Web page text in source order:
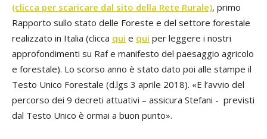
(clicca per scaricare dal sito della Rete Rurale), primo
Rapporto sullo stato delle Foreste e del settore forestale
realizzato in Italia (clicca qui e qui per leggere i nostri
approfondimenti su Raf e manifesto del paesaggio agricolo
e forestale). Lo scorso anno è stato dato poi alle stampe il
Testo Unico Forestale (d.lgs 3 aprile 2018). «E l’avvio del
percorso dei 9 decreti attuativi – assicura Stefani - previsti
dal Testo Unico è ormai a buon punto».